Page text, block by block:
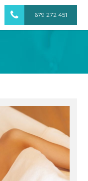
679 272 451